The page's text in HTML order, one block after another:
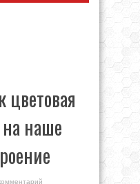
цветовая
наше